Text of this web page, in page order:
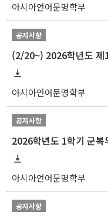
아시아언어문명학부
공지사항
아시아언어문명학부
공지사항
2026학년도 1학기 군복
아시아언어문명학부
공지사항